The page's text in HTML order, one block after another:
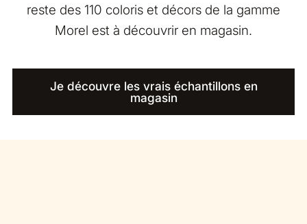
reste des 110 coloris et décors de la gamme
Morel est à découvrir en magasin.
Je découvre les vrais échantillons en
magasin